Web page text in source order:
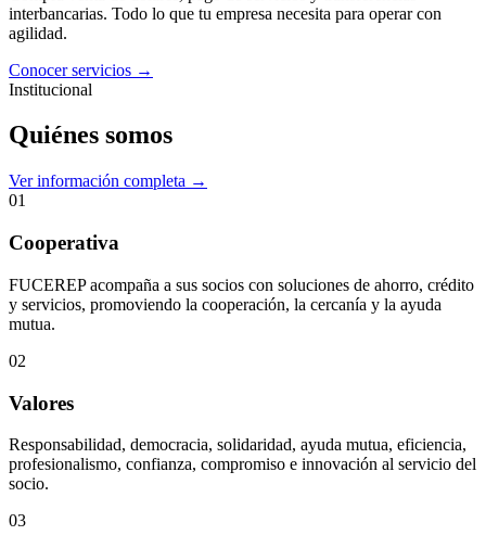
interbancarias. Todo lo que tu empresa necesita para operar con
agilidad.
Conocer servicios →
Institucional
Quiénes somos
Ver información completa →
01
Cooperativa
FUCEREP acompaña a sus socios con soluciones de ahorro, crédito
y servicios, promoviendo la cooperación, la cercanía y la ayuda
mutua.
02
Valores
Responsabilidad, democracia, solidaridad, ayuda mutua, eficiencia,
profesionalismo, confianza, compromiso e innovación al servicio del
socio.
03